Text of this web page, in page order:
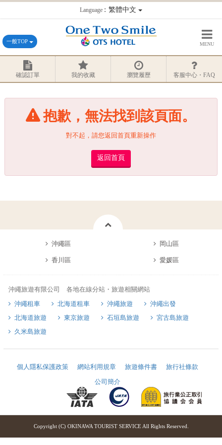
Language：繁體中文
一般TOP MENU
確認訂單 我的收藏 瀏覽履歷 客服中心・FAQ
抱歉，無法找到該頁面。
對不起，請您返回首頁重新操作
返回首頁
沖繩區 岡山區
香川區 愛媛區
沖繩旅遊有限公司 各地在線分站・旅遊相關網站
沖繩租車
北海道租車 沖繩旅遊
沖繩出發
北海道旅遊
東京旅遊 石垣島旅遊
宮古島旅遊
久米島旅遊
個人隱私保護政策 網站利用規章 旅遊條件書
旅行社條款
公司簡介
Copyright (C) OKINAWA TOURIST SERVICE All Rights Reserved.